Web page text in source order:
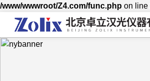
/www/wwwroot/Z4.com/func.php on line